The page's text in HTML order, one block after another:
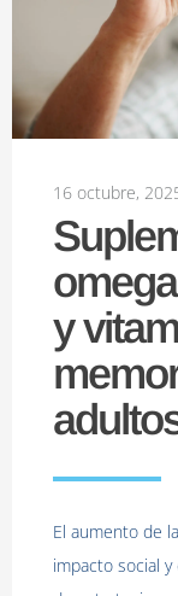
16 octubre,
y
El aumento de
impacto social